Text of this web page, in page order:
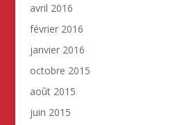
avril 2016
février 2016
janvier 2016
octobre 2015
août 2015
juin 2015